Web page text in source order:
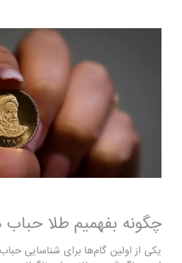
چگونه بفهمیم طلا حباب
یکی از اولین گام‌ها برای شناسایی